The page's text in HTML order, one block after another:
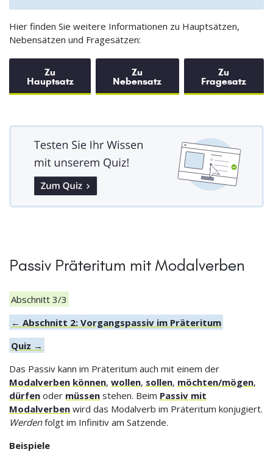
Hier finden Sie weitere Informationen zu Hauptsätzen,
Nebensätzen und Fragesätzen:
Zu
Hauptsatz
Zu
Nebensatz
Zu
Fragesatz
Passiv Präteritum mit Modalverben
Abschnitt 3/3
← Abschnitt 2: Vorgangspassiv im Präteritum
Quiz →
Das Passiv kann im Präteritum auch mit einem der
Modalverben können, wollen, sollen, möchten/mögen,
dürfen oder müssen stehen. Beim Passiv mit
Modalverben wird das Modalverb im Präteritum konjugiert.
Werdenfolgt im Infinitiv am Satzende.
Beispiele